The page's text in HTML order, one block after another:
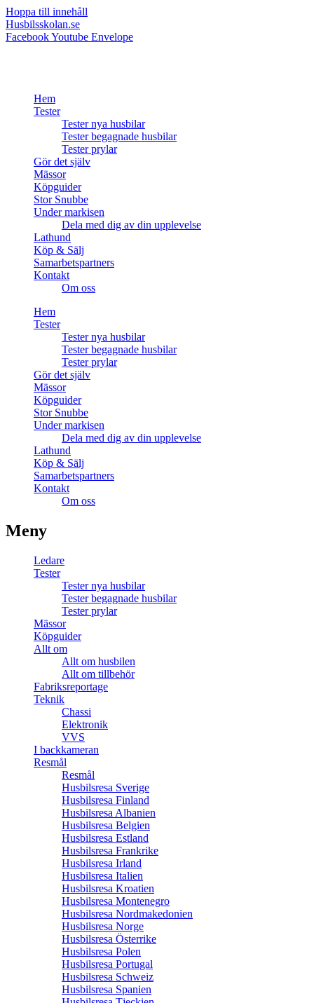
Hoppa till innehåll
Husbilsskolan.se
FacebookYoutube Envelope
Hem
Tester
Tester nya husbilar
Tester begagnade husbilar
Tester prylar
Gör det själv
Mässor
Köpguider
Stor Snubbe
Under markisen
Dela med dig av din upplevelse
Lathund
Köp & Sälj
Samarbetspartners
Kontakt
Om oss
Hem
Tester
Tester nya husbilar
Tester begagnade husbilar
Tester prylar
Gör det själv
Mässor
Köpguider
Stor Snubbe
Under markisen
Dela med dig av din upplevelse
Lathund
Köp & Sälj
Samarbetspartners
Kontakt
Om oss
Meny
Ledare
Tester
Tester nya husbilar
Tester begagnade husbilar
Tester prylar
Mässor
Köpguider
Allt om
Allt om husbilen
Allt om tillbehör
Fabriksreportage
Teknik
Chassi
Elektronik
VVS
I backkameran
Resmål
Resmål
Husbilsresa Sverige
Husbilsresa Finland
Husbilsresa Albanien
Husbilsresa Belgien
Husbilsresa Estland
Husbilsresa Frankrike
Husbilsresa Irland
Husbilsresa Italien
Husbilsresa Kroatien
Husbilsresa Montenegro
Husbilsresa Nordmakedonien
Husbilsresa Norge
Husbilsresa Österrike
Husbilsresa Polen
Husbilsresa Portugal
Husbilsresa Schweiz
Husbilsresa Spanien